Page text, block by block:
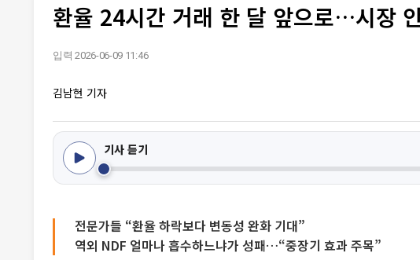
환율 24시간 거래 한 달 앞으로…시장
입력 2026-06-09 11:46
김남현 기자
기사 듣기
전문가들 “환율 하락보다 변동성 완화 기대”
역외 NDF 얼마나 흡수하느냐가 성패…“중장기 효과 주목”